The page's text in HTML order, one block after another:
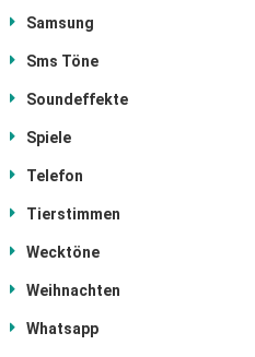
Samsung
Sms Töne
Soundeffekte
Spiele
Telefon
Tierstimmen
Wecktöne
Weihnachten
Whatsapp